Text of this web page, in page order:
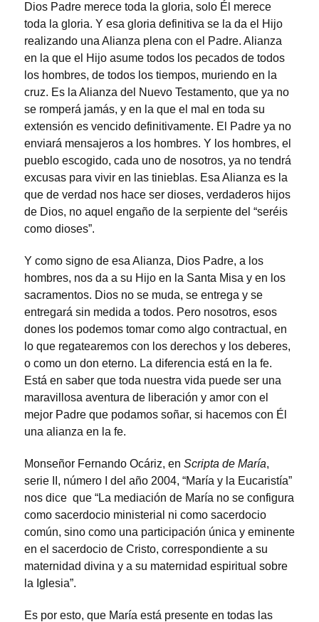
Dios Padre merece toda la gloria, solo Él merece
toda la gloria. Y esa gloria definitiva se la da el Hijo
realizando una Alianza plena con el Padre. Alianza
en la que el Hijo asume todos los pecados de todos
los hombres, de todos los tiempos, muriendo en la
cruz. Es la Alianza del Nuevo Testamento, que ya no
se romperá jamás, y en la que el mal en toda su
extensión es vencido definitivamente. El Padre ya no
enviará mensajeros a los hombres. Y los hombres, el
pueblo escogido, cada uno de nosotros, ya no tendrá
excusas para vivir en las tinieblas. Esa Alianza es la
que de verdad nos hace ser dioses, verdaderos hijos
de Dios, no aquel engaño de la serpiente del “seréis
como dioses”.
Y como signo de esa Alianza, Dios Padre, a los
hombres, nos da a su Hijo en la Santa Misa y en los
sacramentos. Dios no se muda, se entrega y se
entregará sin medida a todos. Pero nosotros, esos
dones los podemos tomar como algo contractual, en
lo que regatearemos con los derechos y los deberes,
o como un don eterno. La diferencia está en la fe.
Está en saber que toda nuestra vida puede ser una
maravillosa aventura de liberación y amor con el
mejor Padre que podamos soñar, si hacemos con Él
una alianza en la fe.
Monseñor Fernando Ocáriz, en Scripta de María,
serie II, número I del año 2004, “María y la Eucaristía”
nos dice que “La mediación de María no se configura
como sacerdocio ministerial ni como sacerdocio
común, sino como una participación única y eminente
en el sacerdocio de Cristo, correspondiente a su
maternidad divina y a su maternidad espiritual sobre
la Iglesia”.
Es por esto, que María está presente en todas las